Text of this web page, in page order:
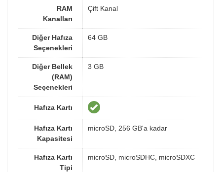
RAM
Kanalları
Çift Kanal
Diğer Hafıza
Seçenekleri
64 GB
Diğer Bellek
(RAM)
Seçenekleri
3 GB
Hafıza Kartı
Hafıza Kartı
Kapasitesi
microSD, 256 GB'a kadar
Hafıza Kartı
Tipi
microSD, microSDHC, microSDXC